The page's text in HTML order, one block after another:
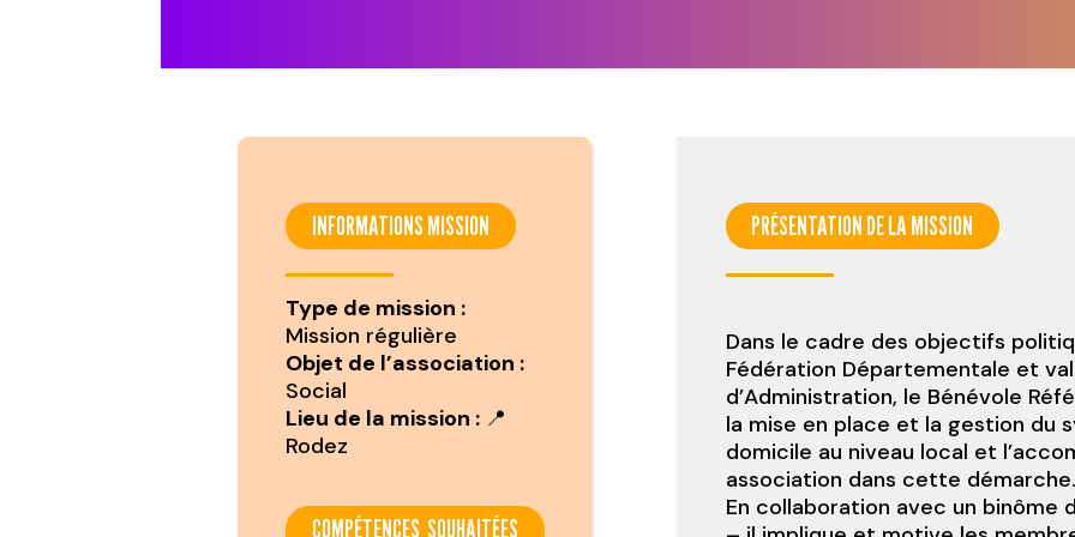
INFORMATIONS MISSION
Type de mission :
Mission régulière
Objet de l’association :
Social
Lieu de la mission : 📍
Rodez
COMPÉTENCES SOUHAITÉES
PRÉSENTATION DE LA MISSION
Dans le cadre des objectifs
Fédération Départementale et
d’Administration, le Bénévole
la mise en place et la gestion du
domicile au niveau local et
association dans cette démarche.
En collaboration avec un binôme